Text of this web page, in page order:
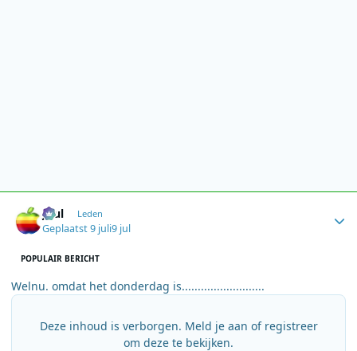
Juul Leden
Geplaatst9 juli9 jul
POPULAIR BERICHT
Welnu. omdat het donderdag is..........................
Deze inhoud is verborgen. Meld je aan of registreer
om deze te bekijken.